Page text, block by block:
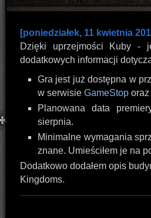
[poniedziałek, 11 kwietnia
Dzięki uprzejmości Kuby -
dodatkowych informacji
Gra jest już dostępna w
w serwisie GameStop oraz
Planowana data
sierpnia.
Minimalne wymagania
znane. Umieściłem je na
Dodatkowo dodałem opis
Kingdoms.